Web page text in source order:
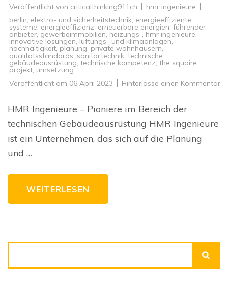
Veröffentlicht von criticalthinking911ch
hmr ingenieure
berlin, elektro- und sicherheitstechnik, energieeffiziente
systeme, energieeffizienz, erneuerbare energien, führender
anbieter, gewerbeimmobilien, heizungs-, hmr ingenieure,
innovative lösungen, lüftungs- und klimaanlagen,
nachhaltigkeit, planung, private wohnhäusern,
qualitätsstandards, sanitärtechnik, technische
gebäudeausrüstung, technische kompetenz, the squaire
projekt, umsetzung
Veröffentlicht am 06 April 2023 Hinterlasse einen Kommentarzu
HMR Ingenieure – Pioniere im Bereich der
technischen Gebäudeausrüstung HMR Ingenieure
ist ein Unternehmen, das sich auf die Planung
und …
WEITERLESEN